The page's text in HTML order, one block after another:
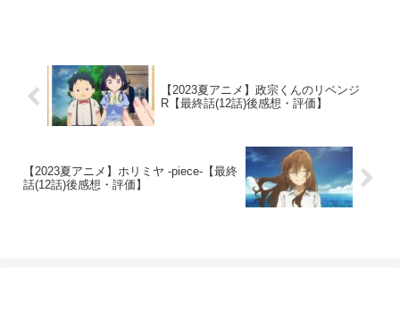
【2023夏アニメ】政宗くんのリベンジ
R【最終話(12話)後感想・評価】
【2023夏アニメ】ホリミヤ -piece-【最終
話(12話)後感想・評価】